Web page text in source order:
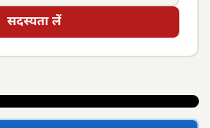
सदस्यता लें